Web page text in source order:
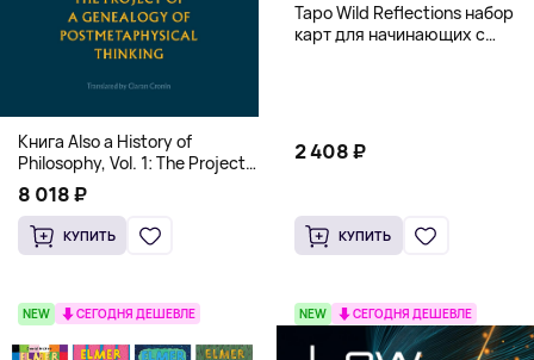
Книга Also a History of
Philosophy, Vol. 1: The Project
of a Genealogy of
Postmetaphysical Thinking
(Твердый переплет)
8 018 ₽
КУПИТЬ
Таро Wild Reflections набор
карт для начинающих с
2 408 ₽
КУПИТЬ
NEW СЕГОДНЯ ДЕШЕВЛЕ NEW СЕГОДНЯ ДЕШЕВЛЕ